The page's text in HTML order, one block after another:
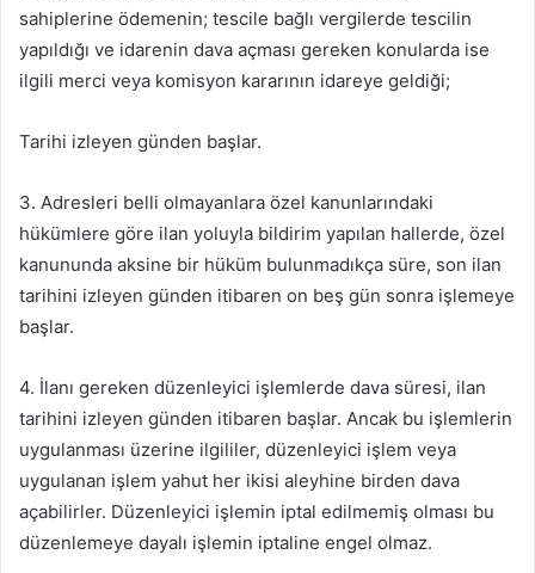
sahiplerine ödemenin; tescile bağlı vergilerde tescilin
yapıldığı ve idarenin dava açması gereken konularda ise
ilgili merci veya komisyon kararının idareye geldiği;
Tarihi izleyen günden başlar.
3. Adresleri belli olmayanlara özel kanunlarındaki
hükümlere göre ilan yoluyla bildirim yapılan hallerde, özel
kanununda aksine bir hüküm bulunmadıkça süre, son ilan
tarihini izleyen günden itibaren on beş gün sonra işlemeye
başlar.
4. İlanı gereken düzenleyici işlemlerde dava süresi, ilan
tarihini izleyen günden itibaren başlar. Ancak bu işlemlerin
uygulanması üzerine ilgililer, düzenleyici işlem veya
uygulanan işlem yahut her ikisi aleyhine birden dava
açabilirler. Düzenleyici işlemin iptal edilmemiş olması bu
düzenlemeye dayalı işlemin iptaline engel olmaz.